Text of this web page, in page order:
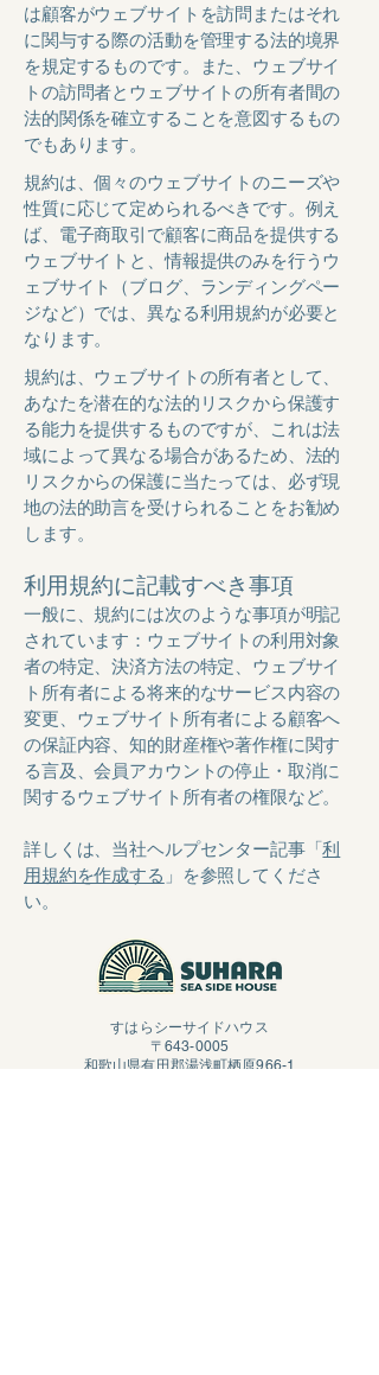
は顧客がウェブサイトを訪問またはそれ
に関与する際の活動を管理する法的境界
を規定するものです。また、ウェブサイ
トの訪問者とウェブサイトの所有者間の
法的関係を確立することを意図するもの
でもあります。
規約は、個々のウェブサイトのニーズや
性質に応じて定められるべきです。例え
ば、電子商取引で顧客に商品を提供する
ウェブサイトと、情報提供のみを行うウ
ェブサイト（ブログ、ランディングペー
ジなど）では、異なる利用規約が必要と
なります。
規約は、ウェブサイトの所有者として、
あなたを潜在的な法的リスクから保護す
る能力を提供するものですが、これは法
域によって異なる場合があるため、法的
リスクからの保護に当たっては、必ず現
地の法的助言を受けられることをお勧め
します。
利用規約に記載すべき事項
一般に、規約には次のような事項が明記
されています：ウェブサイトの利用対象
者の特定、決済方法の特定、ウェブサイ
ト所有者による将来的なサービス内容の
変更、ウェブサイト所有者による顧客へ
の保証内容、知的財産権や著作権に関す
る言及、会員アカウントの停止・取消に
関するウェブサイト所有者の権限など。
詳しくは、当社ヘルプセンター記事「利
用規約を作成する 」を参照してくださ
い。
すはらシーサイドハウス
〒643-0005
和歌山県有田郡湯浅町栖原966-1